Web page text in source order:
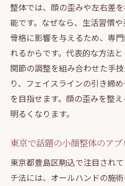
整体の施術後に実
整体を美容習慣に
健康と美容を両立する
健康美を実現する
整体の技術や評判を
美容整体を選ぶ際
口コミで選ぶ信頼で
費用対効果が高い整
1回で変化を感じる整体
整体は1回で効果を
整体では、顔の歪みや左右差
能です。なぜなら、生活習慣
骨格に影響を与えるため、専
れるからです。代表的な方法
関節の調整を組み合わせた手
り、フェイスラインの引き締
を目指せます。顔の歪みを整
明るくなります。
東京で話題の小顔整体のア
東京都豊島区駒込で注目され
チ法には、オールハンドの施